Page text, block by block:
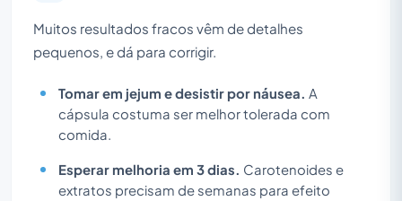
Muitos resultados fracos vêm de detalhes
pequenos, e dá para corrigir.
Tomar em jejum e desistir por náusea. A
cápsula costuma ser melhor tolerada com
comida.
Esperar melhoria em 3 dias. Carotenoides e
extratos precisam de semanas para efeito